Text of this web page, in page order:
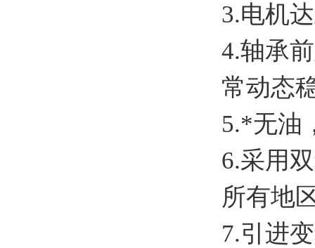
3.电机
4.轴承
常动态
5.*无油
6.采用
所有地
7.引进